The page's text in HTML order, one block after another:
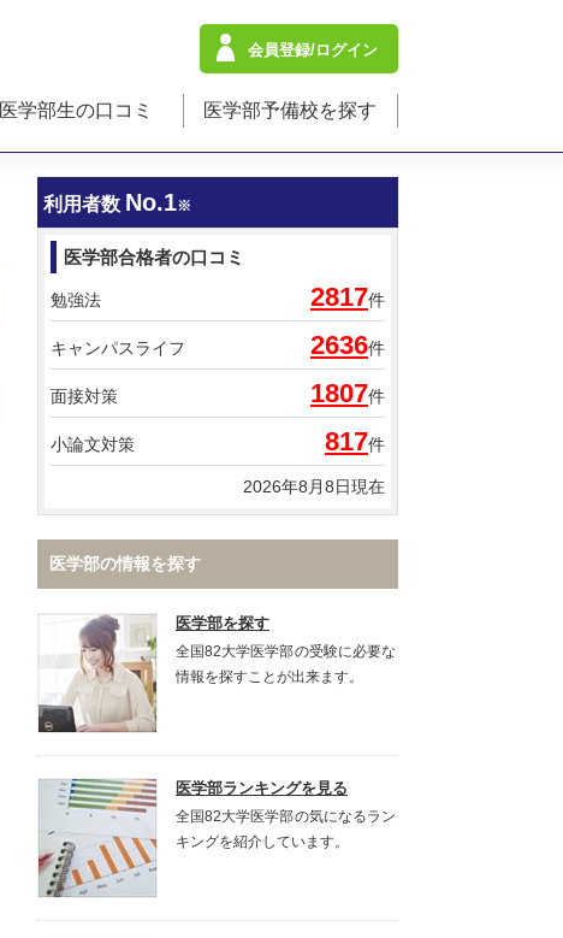
会員登録/ログイン
医学部生の口コミ 医学部予備校を探す
利用者数 No.1※
医学部合格者の口コミ
勉強法 2817件
キャンパスライフ 2636件
面接対策 1807件
小論文対策 817件
2026年8月8日現在
医学部の情報を探す
医学部を探す
全国82大学医学部の受験に必要な
情報を探すことが出来ます。
医学部ランキングを見る
全国82大学医学部の気になるラン
キングを紹介しています。